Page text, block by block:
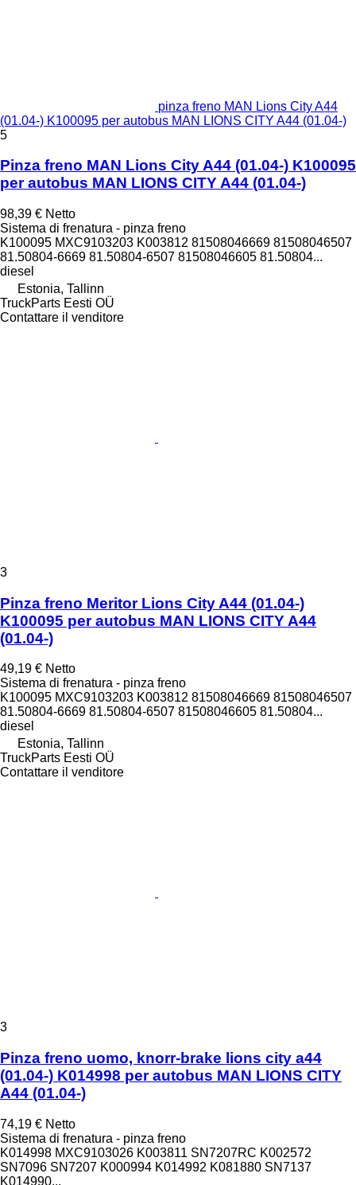
pinza freno MAN Lions City A44
(01.04-) K100095 per autobus MAN LIONS CITY A44 (01.04-)
5
Pinza freno MAN Lions City A44 (01.04-) K100095
per autobus MAN LIONS CITY A44 (01.04-)
98,39 € Netto
Sistema di frenatura - pinza freno
K100095 MXC9103203 K003812 81508046669 81508046507
81.50804-6669 81.50804-6507 81508046605 81.50804...
diesel
Estonia, Tallinn
TruckParts Eesti OÜ
Contattare il venditore
3
Pinza freno Meritor Lions City A44 (01.04-)
K100095 per autobus MAN LIONS CITY A44
(01.04-)
49,19 € Netto
Sistema di frenatura - pinza freno
K100095 MXC9103203 K003812 81508046669 81508046507
81.50804-6669 81.50804-6507 81508046605 81.50804...
diesel
Estonia, Tallinn
TruckParts Eesti OÜ
Contattare il venditore
3
Pinza freno uomo, knorr-brake lions city a44
(01.04-) K014998 per autobus MAN LIONS CITY
A44 (01.04-)
74,19 € Netto
Sistema di frenatura - pinza freno
K014998 MXC9103026 K003811 SN7207RC K002572
SN7096 SN7207 K000994 K014992 K081880 SN7137
K014990...